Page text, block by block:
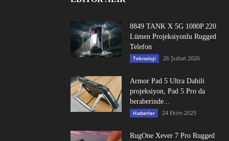
8849 TANK X 5G 1080P 220
Lümen Projeksiyonlu Rugged
Telefon
Teknoloji 26 Şubat 2026
Armor Pad 5 Ultra Dahili
projeksiyon, Pad 5 Pro da
beraberinde...
Haberler 24 Ekim 2025
RugOne Xever 7 Pro Rugged